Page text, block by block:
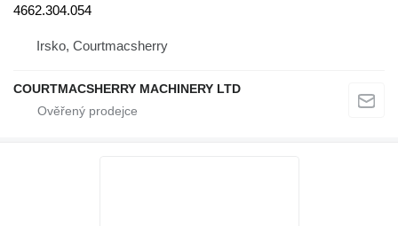
4662.304.054
Irsko, Courtmacsherry
COURTMACSHERRY MACHINERY LTD